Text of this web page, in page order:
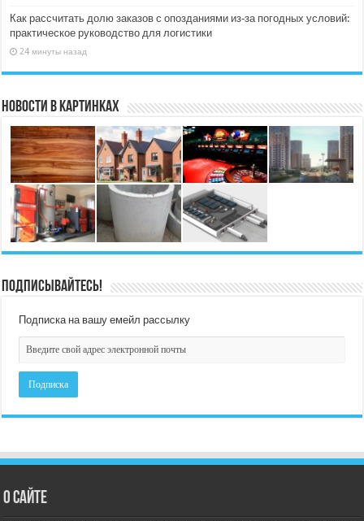
Как рассчитать долю заказов с опозданиями из‑за погодных условий:
практическое руководство для логистики
24 минуты назад
Новости в картинках
Подписывайтесь!
Подписка на вашу емейл рассылку
О сайте